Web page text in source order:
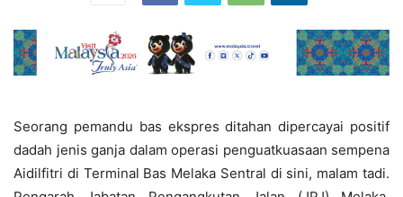
Seorang pemandu bas ekspres ditahan dipercayai positif
dadah jenis ganja dalam operasi penguatkuasaan sempena
Aidilfitri di Terminal Bas Melaka Sentral di sini, malam tadi.